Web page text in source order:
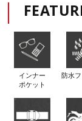
インナー
ポケット
防水